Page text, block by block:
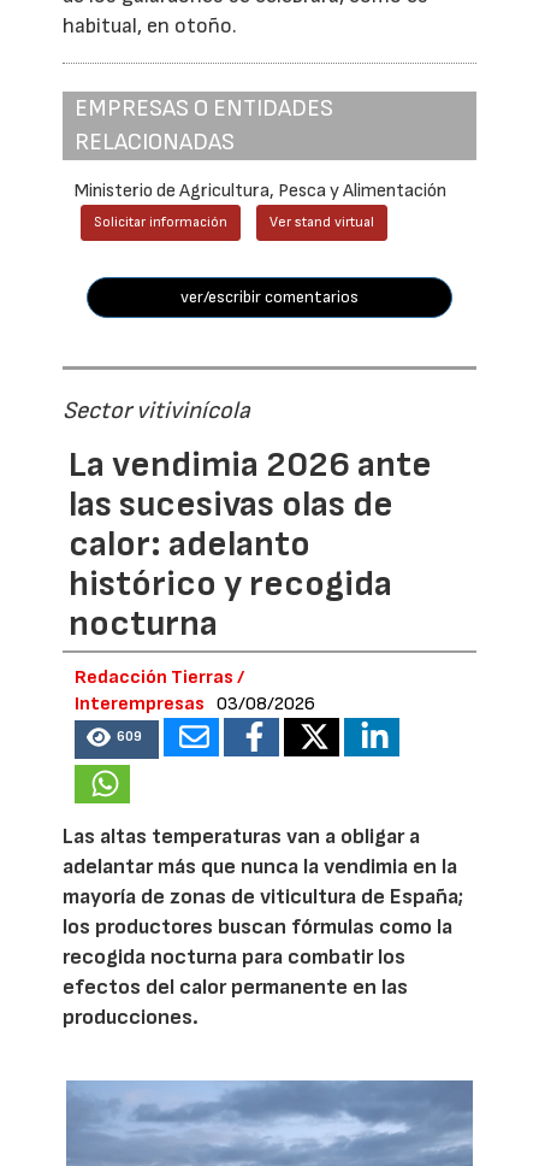
habitual, en otoño.
EMPRESAS O ENTIDADES
RELACIONADAS
Ministerio de Agricultura, Pesca y Alimentación
Solicitar información Ver stand virtual
ver/escribir comentarios
Sector vitivinícola
La vendimia 2026 ante
las sucesivas olas de
calor: adelanto
histórico y recogida
nocturna
Redacción Tierras /
Interempresas
03/08/2026
609
Las altas temperaturas van a obligar a
adelantar más que nunca la vendimia en la
mayoría de zonas de viticultura de España;
los productores buscan fórmulas como la
recogida nocturna para combatir los
efectos del calor permanente en las
producciones.